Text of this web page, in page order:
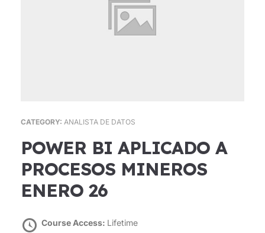
CATEGORY: ANALISTA DE DATOS
POWER BI APLICADO A
PROCESOS MINEROS
ENERO 26
Course Access: Lifetime